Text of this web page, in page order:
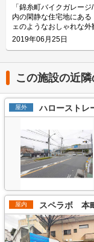
広さは3.6帖から20帖
込）まで幅広くご用意
料の1ヶ月分）が掛かり
（月額1,350円（税込）
につきましては、
ます。 編集後記 コンテナの広さもさることながら天井高も特徴的な「マリ
ゲットにしているとい
などの作業を可能にし
マリンボックスは湘南
ともあり、そのノウハ
れているのだろう。入
で、自宅の駐車場より
持っている方には最適
は、お客様の大切な荷
と契約しております。
よう各部屋に専用錠を取
しています。また、施
で、より安心してご利用
環境にも気を配ってお
の為の換気設備を導入
木製の製品まで様々な物をお預かり頂
ください。 ご利用金額の価格帯は月額3,660円~40,530円（税込）で、広さ
事前見学をご希望の場
電話を頂けましたら、遠
さい。その際、お電話
す。尚、ご契約に関し
人の代わりに、保証会
なります。敷金や礼金
お得なキャンペーンも
質問はLIFULLトランク
ください。 編集後記 小田急江ノ島線本鵠沼駅から徒歩7分、周辺の住宅街
の高齢者の方が、季節
いう。ただそれだけで
のレジャースポットと
サーファーの利用も多い
レジャー用品の収納にも
に車を横付けし、荷物
れには便利な立地です
お部屋をご用意し幅広い用途に
用されているのでしょうか？ 近隣の住宅にお住いの個人の方が
ザーになります。両国駅
を入れば一般のご家庭
方も利用されています
を保管する場所として
タイプには机や椅子など大
ィや安全面について教えてください。 マリン
ルームでは、お客様の大
してご利用いただけるよ
また、両国亀沢のトラ
はなくダイアルロック
ています。コンテナ倉
コリなどが出にくく、
しております。通年26-
などデリケートな物の保
契約について教えてください。 契約前にトランクルーム
は、立ち合いによる内
す。是非、お気軽にお申
スでは保証人や連帯保
いるため保証人は不要、
初月賃料が無料なので導
「錦糸町バイクガレージ/トランクルーム
内の閑静な住宅地にあ
ェのようなおしゃれな
るスペースがあり、大切
営会社は、30年以上前
万全のセキュリティを
ているのも同社の特徴
ンクルーム」の利用ユ
介します。 錦糸町バイクガレージ/トランクルームの特徴を教えてくださ
い。 カフェのようなおしゃれな雰囲気を意識して、外観は金型で作ったロ
ゴや取っ手など、一見ト
で、併設されているバ
り、サビや汚れを防ぐ
が、トランクルームの
るので、荷物の出し入れにも便利な
ているのでしょうか？ 近隣の住宅にお住いの個人の方がメインユーザーに
なります。利用用途と
る場所としてご利用さ
お持ちの方も利用されて
レージには、国産バイク
入るため、バイクの保
セキュリティや安全面について教え
を導入し24時間安心し
2019年06月25日
この施設の近
屋外 ハローストレ
屋内 スペラボ 本